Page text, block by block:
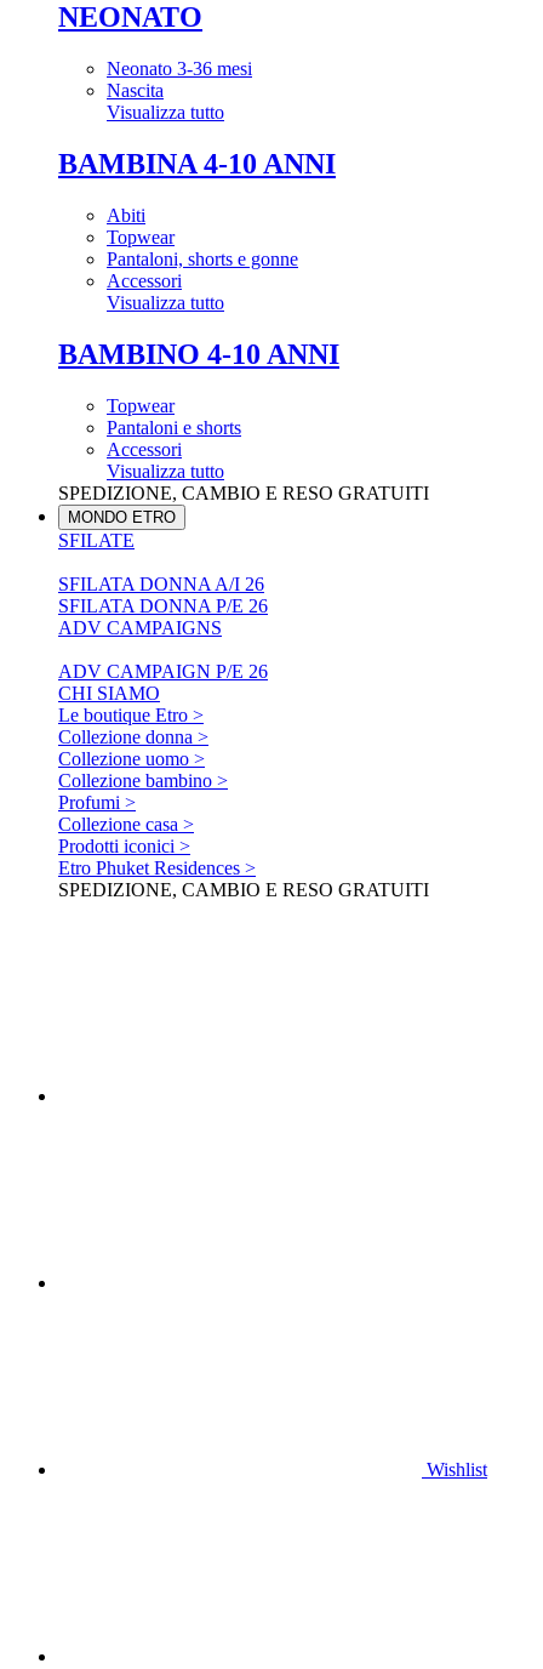
NEONATO
Neonato 3-36 mesi
Nascita
Visualizza tutto
BAMBINA 4-10 ANNI
Abiti
Topwear
Pantaloni, shorts e gonne
Accessori
Visualizza tutto
BAMBINO 4-10 ANNI
Topwear
Pantaloni e shorts
Accessori
Visualizza tutto
SPEDIZIONE, CAMBIO E RESO GRATUITI
MONDO ETRO
SFILATE
SFILATA DONNA A/I 26
SFILATA DONNA P/E 26
ADV CAMPAIGNS
ADV CAMPAIGN P/E 26
CHI SIAMO
Le boutique Etro >
Collezione donna >
Collezione uomo >
Collezione bambino >
Profumi >
Collezione casa >
Prodotti iconici >
Etro Phuket Residences >
SPEDIZIONE, CAMBIO E RESO GRATUITI
Wishlist